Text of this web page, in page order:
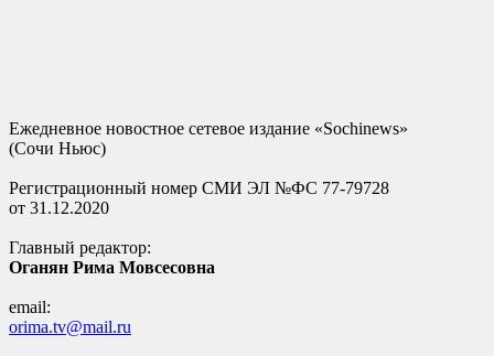
Ежедневное новостное сетевое издание «Sochinews»
(Сочи Ньюс)
Регистрационный номер СМИ ЭЛ №ФС 77-79728
от 31.12.2020
Главный редактор:
Оганян Рима Мовсесовна
email:
orima.tv@mail.ru